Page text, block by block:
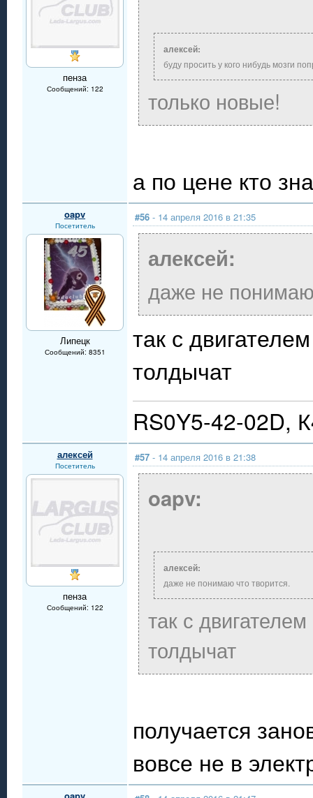
пенза
Сообщений: 122
алексей:
буду просить у кого нибудь мозги
только новые!
а по цене кто
oapv
Посетитель
Липецк
Сообщений: 8351
#56 - 14 апреля 2016 в 21:35
алексей:
даже не
так с
толдычат
RS0Y5-42-02D,
алексей
Посетитель
пенза
Сообщений: 122
#57 - 14 апреля 2016 в 21:38
oapv:
алексей:
даже не понимаю что творится.
так с
толдычат
получается
вовсе не в